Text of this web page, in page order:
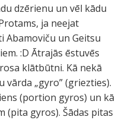
dzērienu un vēl kādu
ja neejat
un Geitsu
:D Ātrajās ēstuvēs
klātbūtni. Kā nekā
vārda „gyro” (griezties).
(portion gyros) un kā
(pita gyros). Šādas pitas